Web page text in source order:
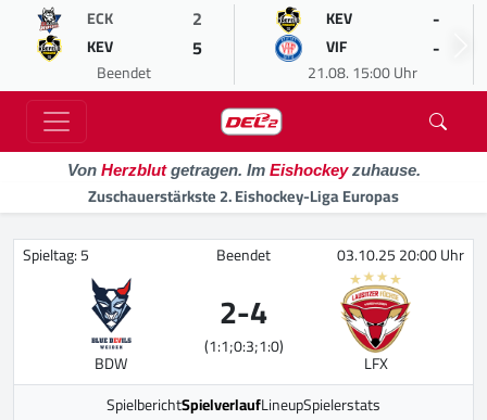
ECK 2
KEV 5
Beendet
KEV -
VIF -
21.08. 15:00 Uhr
Von Herzblutgetragen. Im Eishockeyzuhause.
Zuschauerstärkste 2. Eishockey-Liga Europas
Spieltag: 5 Beendet 03.10.25 20:00 Uhr
BDW
2-4
(1:1;0:3;1:0)
LFX
SpielberichtSpielverlaufLineupSpielerstats